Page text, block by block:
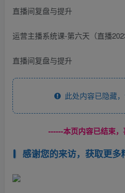
直播间复盘与提升
运营主播系统课-第六天（直播
直播间复盘与提升
此处内容已隐藏
------本页内容已结束
感谢您的来访，获取更多